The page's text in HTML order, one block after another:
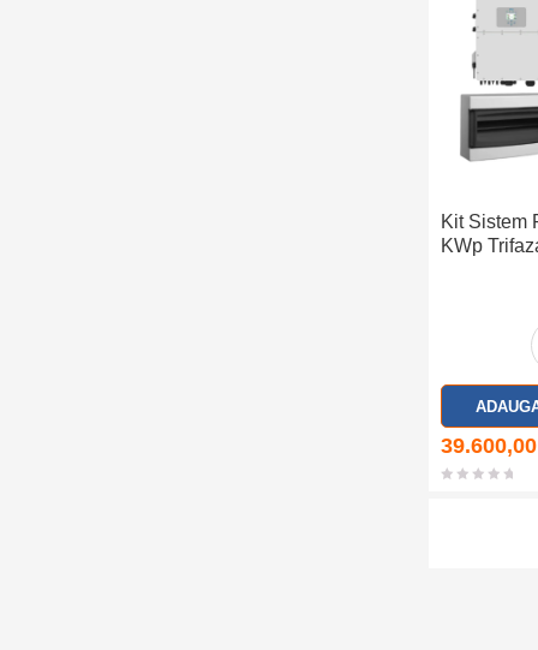
Kit Sistem
KWp
39.600,00